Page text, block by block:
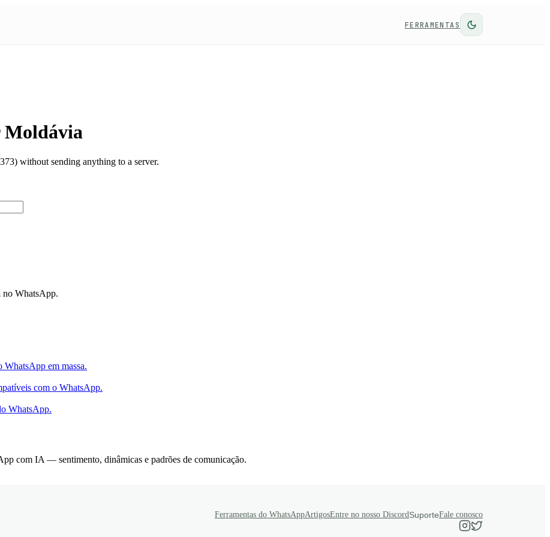
FERRAMENTAS
without sending anything to a server.
no WhatsApp.
em massa.
com o WhatsApp.
WhatsApp.
com IA — sentimento, dinâmicas e padrões de comunicação.
Ferramentas do WhatsAppArtigosEntre no nosso DiscordSuporteFale conosco